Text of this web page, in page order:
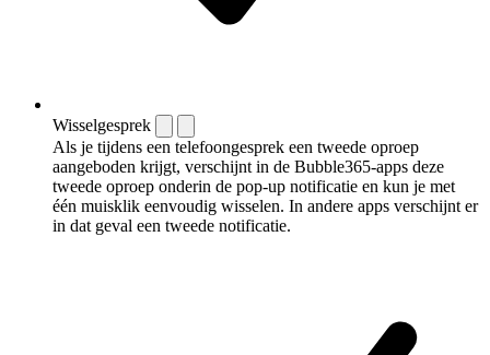
Wisselgesprek
Als je tijdens een telefoongesprek een tweede oproep
aangeboden krijgt, verschijnt in de Bubble365-apps deze
tweede oproep onderin de pop-up notificatie en kun je met
één muisklik eenvoudig wisselen. In andere apps verschijnt er
in dat geval een tweede notificatie.